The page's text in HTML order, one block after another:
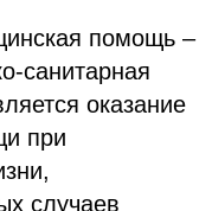
помощь –
санитарная
оказание
при
случаев